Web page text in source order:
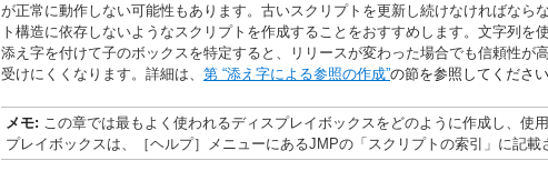
が正常に動作しない可能性もあります。古いスクリプトを更新し続けなければなら
ト構造に依存しないようなスクリプトを作成することをおすすめします。文字列を
添え字を付けて子のボックスを特定すると、リリースが変わった場合でも信頼性が
受けにくくなります。詳細は、 第 “添え字による参照の作成”の節を参照してください
メモ: この章では最もよく使われるディスプレイボックスをどのように作成し、使
プレイボックスは、［ヘルプ］メニューにあるJMPの「スクリプトの索引」に記載